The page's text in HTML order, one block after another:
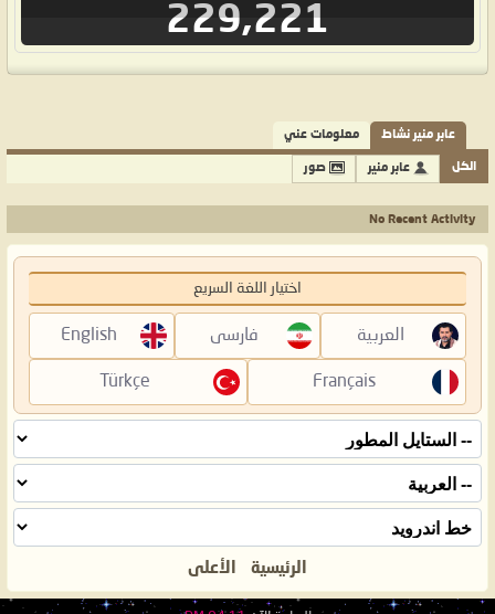
229,221
عابر منير نشاط معلومات عني
الكل عابر منير صور
No Recent Activity
اختيار اللغة السريع
العربية فارسی English
Français
Türkçe
الرئيسية الأعلى